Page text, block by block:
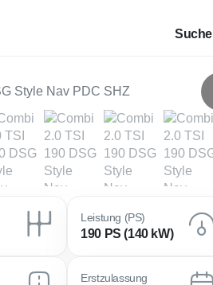
Suche
Leistung (PS)
190 PS (140 kW)
Erstzulassung